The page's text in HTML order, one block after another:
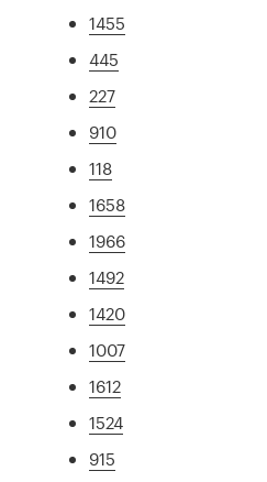
1455
445
227
910
118
1658
1966
1492
1420
1007
1612
1524
915